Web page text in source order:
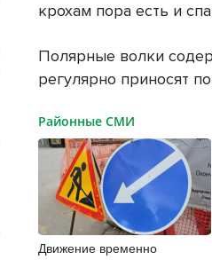
крохам пора есть и
Полярные волки
регулярно приносят
Районные СМИ
Движение временно